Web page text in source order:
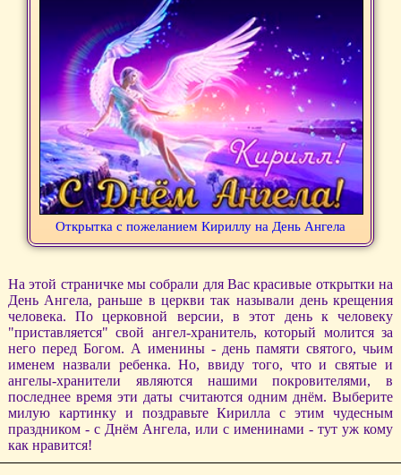
Открытка с пожеланием Кириллу на День Ангела
На этой страничке мы собрали для Вас красивые открытки на
День Ангела, раньше в церкви так называли день крещения
человека. По церковной версии, в этот день к человеку
"приставляется" свой ангел-хранитель, который молится за
него перед Богом. А именины - день памяти святого, чьим
именем назвали ребенка. Но, ввиду того, что и святые и
ангелы-хранители являются нашими покровителями, в
последнее время эти даты считаются одним днём. Выберите
милую картинку и поздравьте Кирилла с этим чудесным
праздником - с Днём Ангела, или с именинами - тут уж кому
как нравится!